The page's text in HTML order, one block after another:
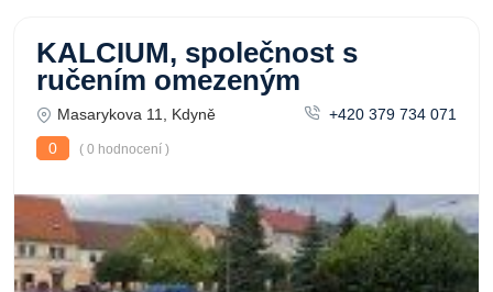
KALCIUM, společnost s
ručením omezeným
Masarykova 11, Kdyně
+420 379 734 071
0
( 0 hodnocení )